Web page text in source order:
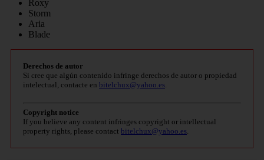
Roxy
Storm
Aria
Blade
Derechos de autor
Si cree que algún contenido infringe derechos de autor o propiedad
intelectual, contacte en bitelchux@yahoo.es
Copyright notice
If you believe any content infringes copyright or intellectual
property rights, please contact bitelchux@yahoo.es